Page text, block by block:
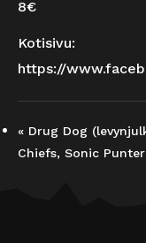
8€
Kotisivu:
https://
« Drug Dog
Chiefs, Sonic Punter